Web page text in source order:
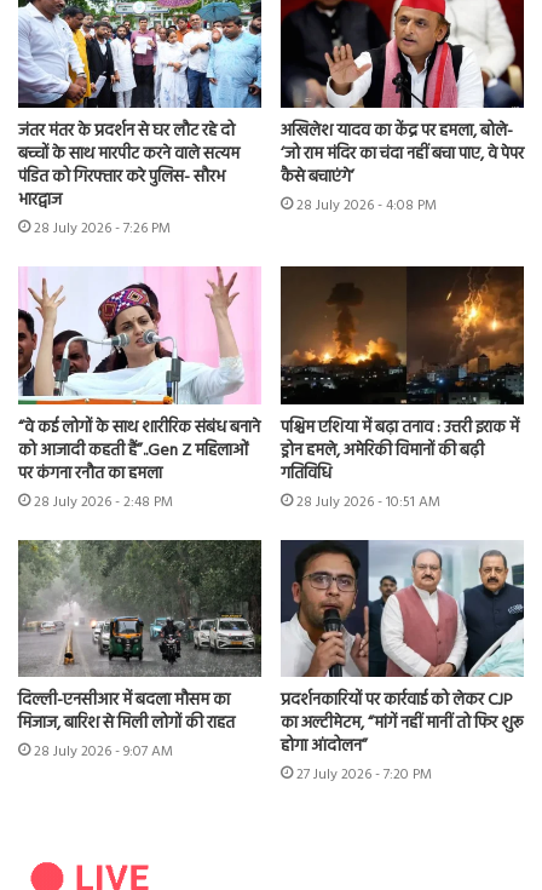
जंतर मंतर के प्रदर्शन से घर लौट रहे दो
बच्चों के साथ मारपीट करने वाले सत्यम
पंडित को गिरफ्तार करे पुलिस- सौरभ
भारद्वाज
28 July 2026 - 7:26 PM
अखिलेश यादव का केंद्र पर हमला, बोले-
‘जो राम मंदिर का चंदा नहीं बचा पाए, वे पेपर
कैसे बचाएंगे’
28 July 2026 - 4:08 PM
“वे कई लोगों के साथ शारीरिक संबंध बनाने
को आजादी कहती हैं”..Gen Z महिलाओं
पर कंगना रनौत का हमला
28 July 2026 - 2:48 PM
पश्चिम एशिया में बढ़ा तनाव : उत्तरी इराक में
ड्रोन हमले, अमेरिकी विमानों की बढ़ी
गतिविधि
28 July 2026 - 10:51 AM
दिल्ली-एनसीआर में बदला मौसम का
मिजाज, बारिश से मिली लोगों की राहत
28 July 2026 - 9:07 AM
प्रदर्शनकारियों पर कार्रवाई को लेकर CJP
का अल्टीमेटम, “मांगें नहीं मानीं तो फिर शुरू
होगा आंदोलन”
27 July 2026 - 7:20 PM